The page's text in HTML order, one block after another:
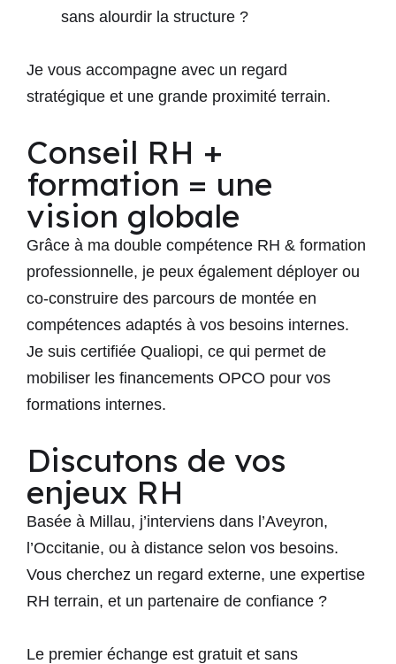
sans alourdir la structure ?
Je vous accompagne avec un regard
stratégique et une grande proximité terrain.
Conseil RH +
formation = une
vision globale
Grâce à ma double compétence RH & formation
professionnelle, je peux également déployer ou
co-construire des parcours de montée en
compétences adaptés à vos besoins internes.
Je suis certifiée Qualiopi, ce qui permet de
mobiliser les financements OPCO pour vos
formations internes.
Discutons de vos
enjeux RH
Basée à Millau, j’interviens dans l’Aveyron,
l’Occitanie, ou à distance selon vos besoins.
Vous cherchez un regard externe, une expertise
RH terrain, et un partenaire de confiance ?
Le premier échange est gratuit et sans